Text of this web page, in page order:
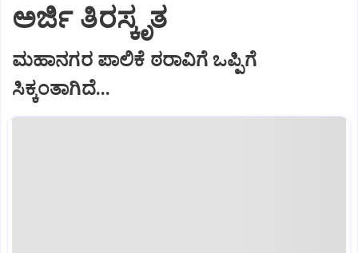
ಅರ್ಜಿ ತಿರಸ್ಕೃತ
ಮಹಾನಗರ ಪಾಲಿಕೆ ಠರಾವಿಗೆ ಒಪ್ಪಿಗೆ
ಸಿಕ್ಕಂತಾಗಿದೆ...